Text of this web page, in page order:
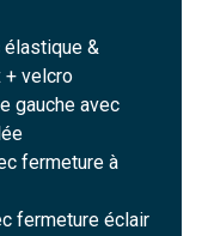
&
+ velcro
gauche avec
fermeture à
fermeture éclair